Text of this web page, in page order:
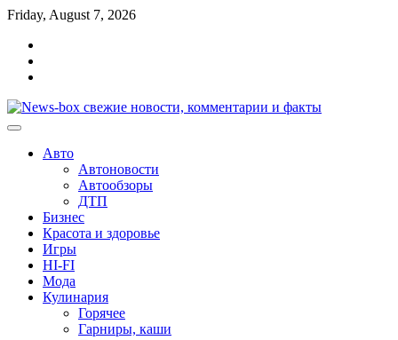
Перейти
содержимому
Friday, August 7, 2026
Авто
Автоновости
Автообзоры
ДТП
Бизнес
Красота и здоровье
Игры
HI-FI
Мода
Кулинария
Горячее
Гарниры, каши